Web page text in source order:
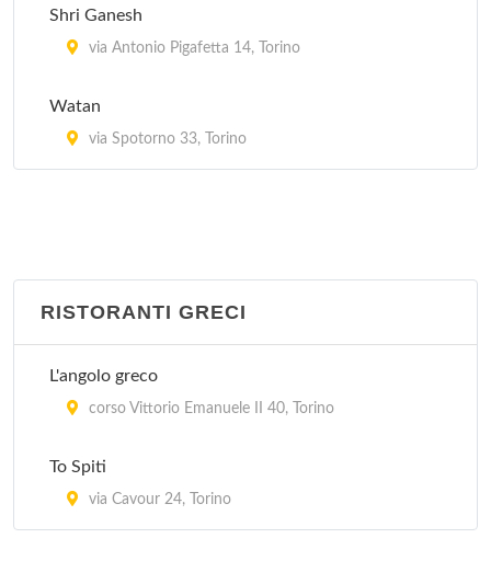
Shri Ganesh
via Antonio Pigafetta 14, Torino
Watan
via Spotorno 33, Torino
RISTORANTI GRECI
L'angolo greco
corso Vittorio Emanuele II 40, Torino
To Spiti
via Cavour 24, Torino